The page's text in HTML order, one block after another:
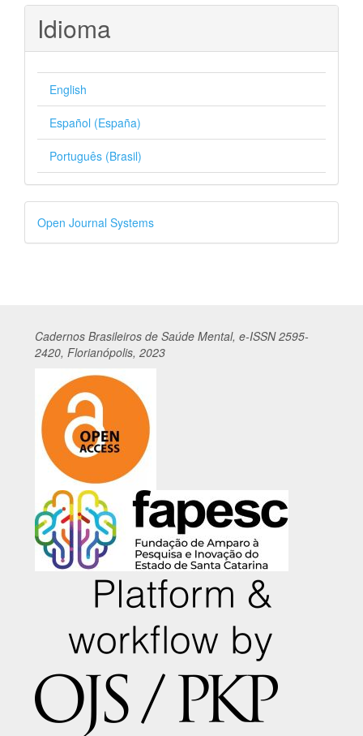
Idioma
English
Español (España)
Português (Brasil)
Desenvolvido
por
Open Journal Systems
Cadernos Brasileiros de Saúde Mental, e-ISSN 2595-
2420, Florianópolis, 2023